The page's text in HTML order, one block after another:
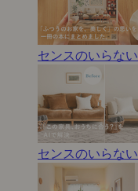
センスのいらな
センスのいらな